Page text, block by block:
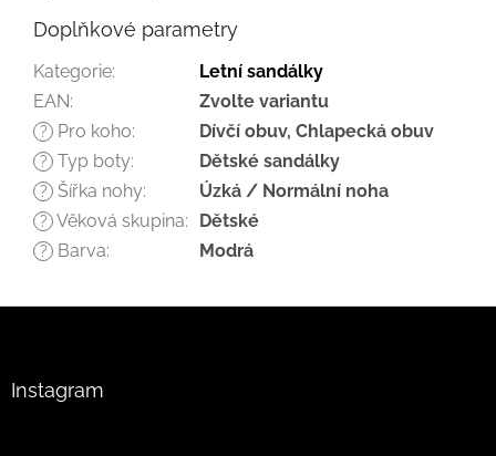
Doplňkové parametry
Kategorie:
Letní sandálky
EAN: Zvolte variantu
? Pro koho: Dívčí obuv, Chlapecká obuv
? Typ boty: Dětské sandálky
? Šířka nohy: Úzká / Normální noha
? Věková skupina: Dětské
? Barva: Modrá
Instagram